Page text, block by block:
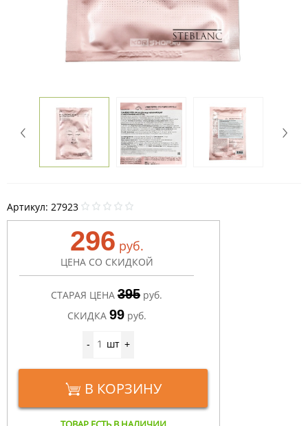
Артикул: 27923
296 руб.
ЦЕНА СО СКИДКОЙ
СТАРАЯ ЦЕНА 395 руб.
СКИДКА 99 руб.
- шт +
В КОРЗИНУ